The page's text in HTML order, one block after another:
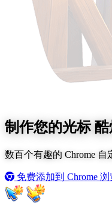
制作您的光标酷
数百个有趣的 Chrome
免费添加到 Chrome 浏